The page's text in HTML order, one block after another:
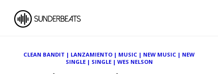
CLEAN BANDIT | LANZAMIENTO | MUSIC | NEW MUSIC | NEW
SINGLE| SINGLE| WES NELSON